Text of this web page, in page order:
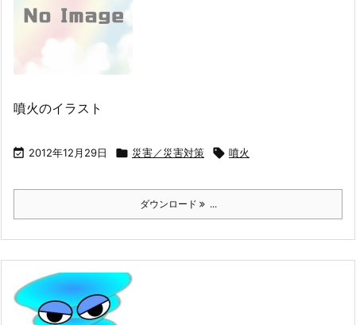
噴火のイラスト
 2012年12月29日  災害／災害対策  噴火
ダウンロード ...